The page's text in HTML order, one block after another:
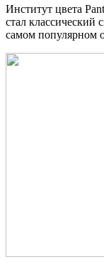
Институт цвета
стал классический
самом популярном